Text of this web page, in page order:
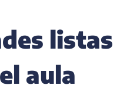
listas
aula